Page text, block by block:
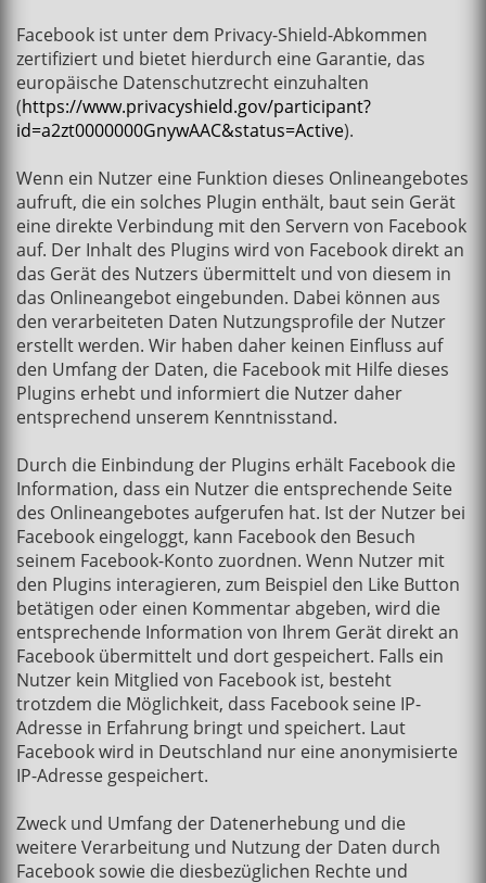
Facebook ist unter dem Privacy-Shield-Abkommen
zertifiziert und bietet hierdurch eine Garantie, das
europäische Datenschutzrecht einzuhalten
(https://www.privacyshield.gov/participant?
id=a2zt0000000GnywAAC&status=Active).
Wenn ein Nutzer eine Funktion dieses Onlineangebotes
aufruft, die ein solches Plugin enthält, baut sein Gerät
eine direkte Verbindung mit den Servern von Facebook
auf. Der Inhalt des Plugins wird von Facebook direkt an
das Gerät des Nutzers übermittelt und von diesem in
das Onlineangebot eingebunden. Dabei können aus
den verarbeiteten Daten Nutzungsprofile der Nutzer
erstellt werden. Wir haben daher keinen Einfluss auf
den Umfang der Daten, die Facebook mit Hilfe dieses
Plugins erhebt und informiert die Nutzer daher
entsprechend unserem Kenntnisstand.
Durch die Einbindung der Plugins erhält Facebook die
Information, dass ein Nutzer die entsprechende Seite
des Onlineangebotes aufgerufen hat. Ist der Nutzer bei
Facebook eingeloggt, kann Facebook den Besuch
seinem Facebook-Konto zuordnen. Wenn Nutzer mit
den Plugins interagieren, zum Beispiel den Like Button
betätigen oder einen Kommentar abgeben, wird die
entsprechende Information von Ihrem Gerät direkt an
Facebook übermittelt und dort gespeichert. Falls ein
Nutzer kein Mitglied von Facebook ist, besteht
trotzdem die Möglichkeit, dass Facebook seine IP-
Adresse in Erfahrung bringt und speichert. Laut
Facebook wird in Deutschland nur eine anonymisierte
IP-Adresse gespeichert.
Zweck und Umfang der Datenerhebung und die
weitere Verarbeitung und Nutzung der Daten durch
Facebook sowie die diesbezüglichen Rechte und